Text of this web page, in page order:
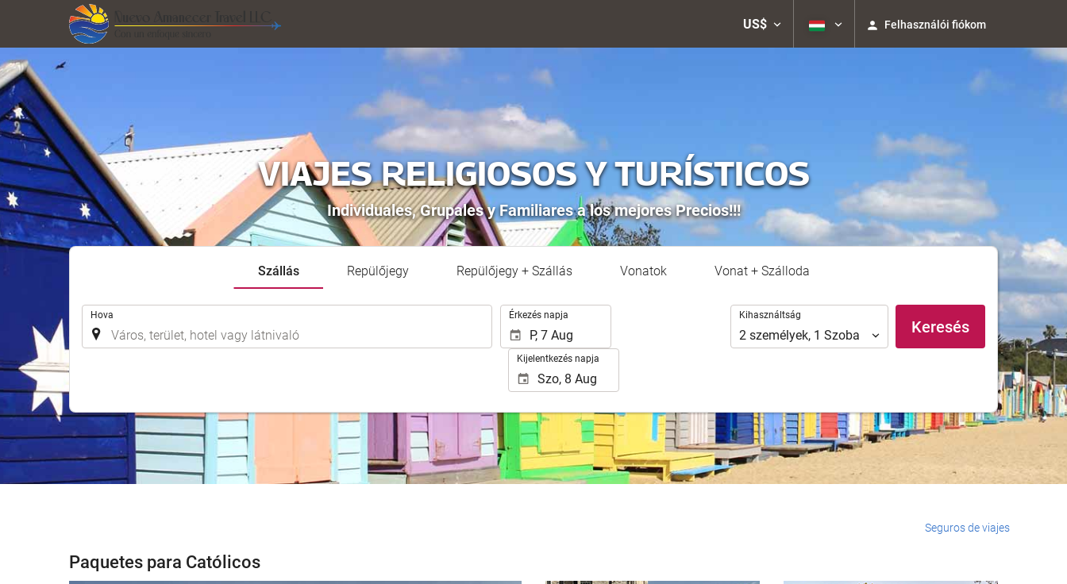
US$ Felhasználói fiókom
VIAJES RELIGIOSOS Y TURÍSTICOS
Individuales, Grupales y Familiares a los mejores Precios!!!
Szállás Repülőjegy Repülőjegy + Szállás Vonatok Vonat + Szálloda
Hova Érkezés napja
Kijelentkezés napja
Kihasználtság
Kihasználtság
2 személyek, 1 Szoba Keresés
Seguros de viajes
Paquetes para Católicos